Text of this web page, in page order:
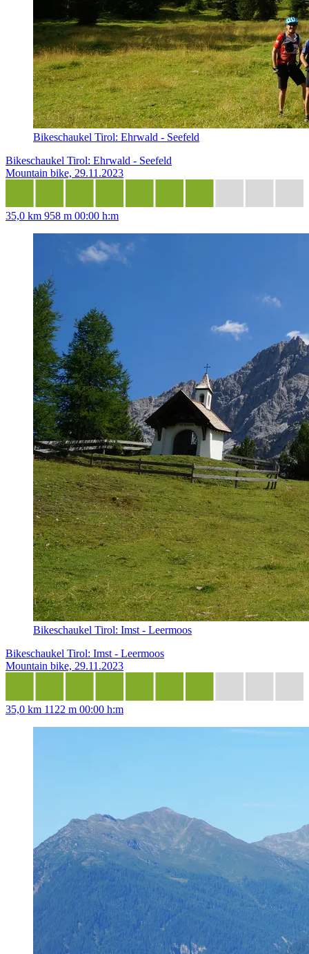
Bikeschaukel Tirol: Ehrwald - Seefeld
Bikeschaukel Tirol: Ehrwald - Seefeld
Mountain bike, 29.11.2023
35,0 km 958 m 00:00 h:m
Bikeschaukel Tirol: Imst - Leermoos
Bikeschaukel Tirol: Imst - Leermoos
Mountain bike, 29.11.2023
35,0 km 1122 m 00:00 h:m